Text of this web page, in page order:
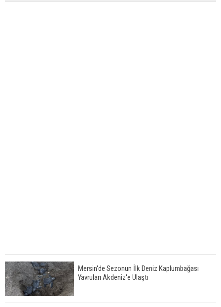
Mersin'de Sezonun İlk Deniz Kaplumbağası
Yavruları Akdeniz'e Ulaştı